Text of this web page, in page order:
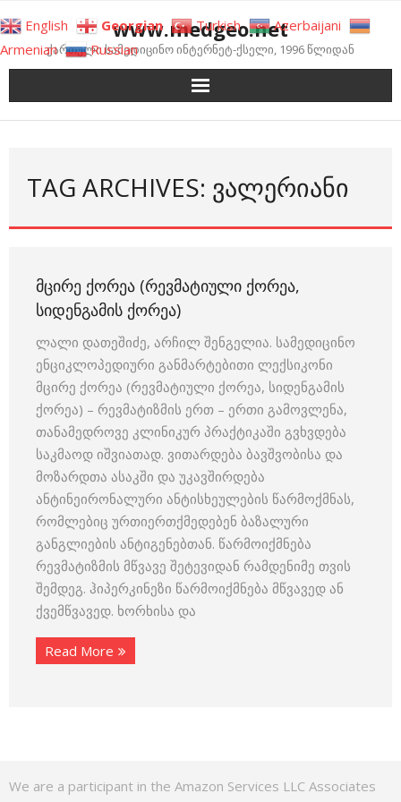
to
content
www.medgeo.net
ქართული სამედიცინო ინტერნეტ-ქსელი, 1996 წლიდან
TAG ARCHIVES: ᲕᲐᲚᲔᲠᲘᲐᲜᲘ
ᲛᲪᲘᲠᲔ ᲥᲝᲠᲔᲐ (ᲠᲔᲕᲛᲐᲢᲘᲣᲚᲘ ᲥᲝᲠᲔᲐ,
ᲡᲘᲓᲔᲜᲒᲐᲛᲘᲡ ᲥᲝᲠᲔᲐ)
ლალი დათეშიძე, არჩილ შენგელია. სამედიცინო
ენციკლოპედიური განმარტებითი ლექსიკონი
მცირე ქორეა (რევმატიული ქორეა, სიდენგამის
ქორეა) – რევმატიზმის ერთ – ერთი გამოვლენა,
თანამედროვე კლინიკურ პრაქტიკაში გვხვდება
საკმაოდ იშვიათად. ვითარდება ბავშვობისა და
მოზარდთა ასაკში და უკავშირდება
ანტინეირონალური ანტისხეულების წარმოქმნას,
რომლებიც ურთიერთქმედებენ ბაზალური
განგლიების ანტიგენებთან. წარმოიქმნება
რევმატიზმის მწვავე შეტევიდან რამდენიმე თვის
შემდეგ. ჰიპერკინეზი წარმოიქმნება მწვავედ ან
ქვემწვავედ. ხორხისა და
Read More
We are a participant in the Amazon Services LLC Associates
English Georgian Turkish
Azerbaijani
Armenian
Russian